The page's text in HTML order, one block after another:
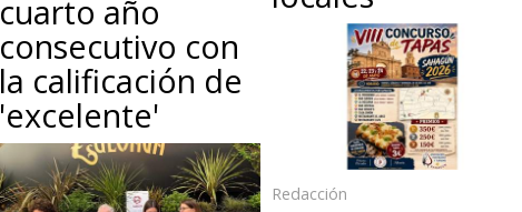
cuarto año
consecutivo con
la calificación de
'excelente'
Redacción